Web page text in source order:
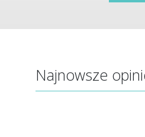
Najnowsze